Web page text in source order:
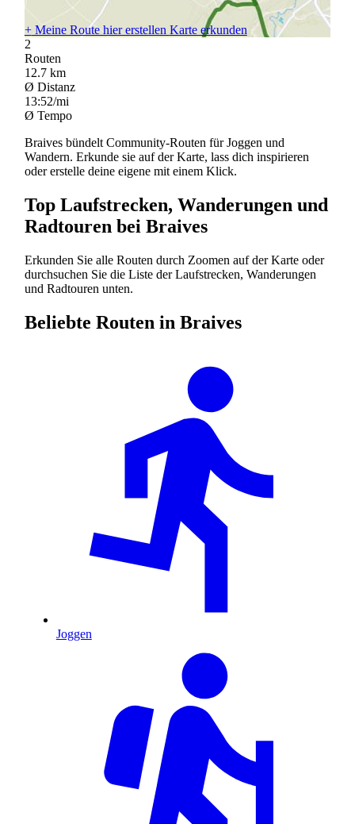
+Meine Route hier erstellen Karte erkunden
2
Routen
12.7 km
Ø Distanz
13:52/mi
Ø Tempo
Braives bündelt Community-Routen für Joggen und
Wandern. Erkunde sie auf der Karte, lass dich inspirieren
oder erstelle deine eigene mit einem Klick.
Top Laufstrecken, Wanderungen und
Radtouren bei Braives
Erkunden Sie alle Routen durch Zoomen auf der Karte oder
durchsuchen Sie die Liste der Laufstrecken, Wanderungen
und Radtouren unten.
Beliebte Routen in Braives
Joggen